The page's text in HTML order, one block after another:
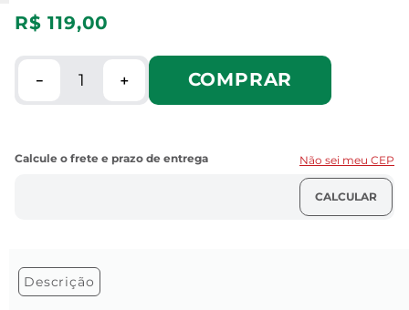
R$ 119,00
＋
－ COMPRAR
Não sei meu CEP
Descrição